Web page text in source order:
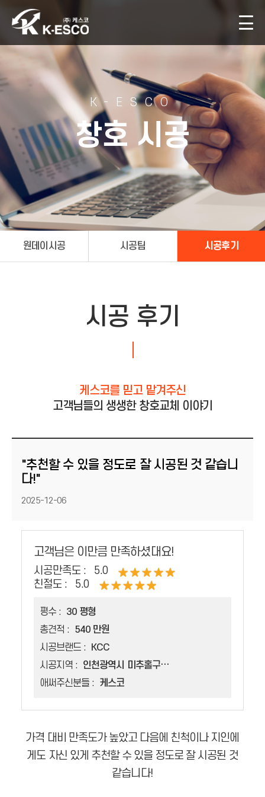
K-ESCO
창호 시공
원데이시공 시공팀 시공후기
시공 후기
케스코를 믿고 맡겨주신
고객님들의 생생한 창호교체 이야기
"추천할 수 있을 정도로 잘 시공된 것 같습니
다!"
등록일
2025-12-06
고객님은 이만큼 만족하셨대요!
시공만족도 :
5.0
친절도 :
5.0
평수 :
30 평형
총견적 :
540 만원
시공브랜드 :
KCC
시공지역 :
인천광역시 미추홀구 용현동
애써주신분들 :
케스코
가격 대비 만족도가 높았고 다음에 친척이나 지인에
게도 자신 있게 추천할 수 있을 정도로 잘 시공된 것
같습니다!